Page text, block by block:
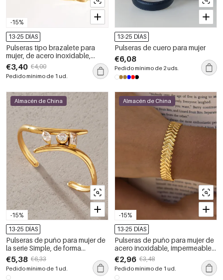
-15%
13-25 DÍAS
Pulseras tipo brazalete para
mujer, de acero inoxidable,
impermeables, color dorado,
con forma geométrica sencilla.
€3,40 €4,00
Pedido mínimo de 1 ud.
13-25 DÍAS
Pulseras de cuero para mujer
€6,08
Pedido mínimo de 2 uds.
-15%
Almacén de China
13-25 DÍAS
Pulseras de puño para mujer de
la serie Simple, de forma
irregular, de acero inoxidable,
resistentes al agua, color
dorado y con circonitas.
€5,38 €6,33
Pedido mínimo de 1 ud.
-15%
Almacén de China
13-25 DÍAS
Pulseras de puño para mujer de
acero inoxidable, impermeables,
color dorado, con diseño de
flechas.
€2,96 €3,48
Pedido mínimo de 1 ud.